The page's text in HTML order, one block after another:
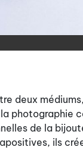
deux
photographie
de la
ils